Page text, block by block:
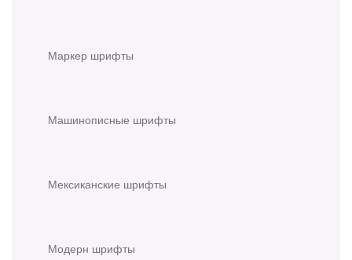
Маркер шрифты
Машинописные шрифты
Мексиканские шрифты
Модерн шрифты